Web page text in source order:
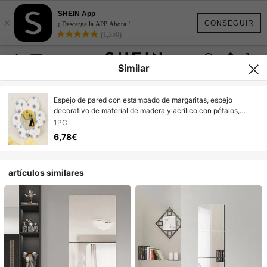
CONSEGUIR
×
SHEIN App
¡ Descarga la APP Ahora !
(1,350)
Similar
Espejo de pared con estampado de margaritas, espejo
decorativo de material de madera y acrílico con pétalos,
espejo único para decoración de sala de estar, dormitorio y
baño
1PC
6,78€
artículos similares